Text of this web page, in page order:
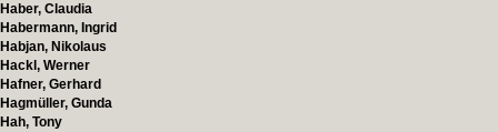
Haber, Claudia
Habermann, Ingrid
Habjan, Nikolaus
Hackl, Werner
Hafner, Gerhard
Hagmüller, Gunda
Hah, Tony